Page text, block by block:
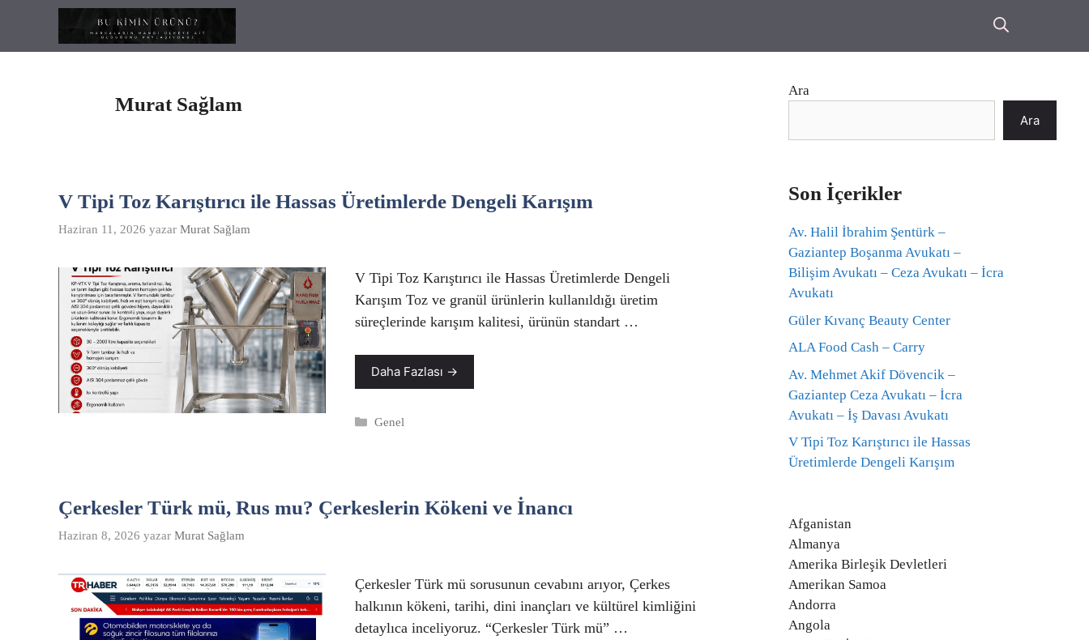
Murat Sağlam
V Tipi Toz Karıştırıcı ile Hassas Üretimlerde Dengeli Karışım
Haziran 11, 2026 yazar Murat Sağlam
V Tipi Toz Karıştırıcı ile Hassas Üretimlerde Dengeli
Karışım Toz ve granül ürünlerin kullanıldığı üretim
süreçlerinde karışım kalitesi, ürünün standart …
Daha Fazlası →
Kategoriler
Genel
Çerkesler Türk mü, Rus mu? Çerkeslerin Kökeni ve İnancı
Haziran 8, 2026 yazar Murat Sağlam
Çerkesler Türk mü sorusunun cevabını arıyor, Çerkes
halkının kökeni, tarihi, dini inançları ve kültürel kimliğini
detaylıca inceliyoruz. “Çerkesler Türk mü” …
Ara
Ara
Son İçerikler
Av. Halil İbrahim Şentürk –
Gaziantep Boşanma Avukatı –
Bilişim Avukatı – Ceza Avukatı – İcra
Avukatı
Güler Kıvanç Beauty Center
ALA Food Cash – Carry
Av. Mehmet Akif Dövencik –
Gaziantep Ceza Avukatı – İcra
Avukatı – İş Davası Avukatı
V Tipi Toz Karıştırıcı ile Hassas
Üretimlerde Dengeli Karışım
Afganistan
Almanya
Amerika Birleşik Devletleri
Amerikan Samoa
Andorra
Angola